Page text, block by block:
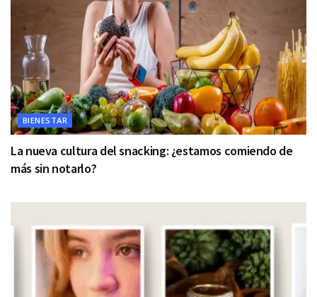
BIENESTAR
La nueva cultura del snacking: ¿estamos comiendo de
más sin notarlo?